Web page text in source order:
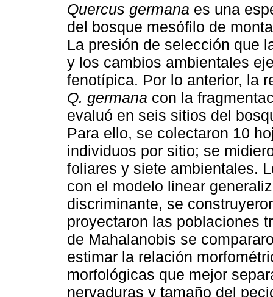
Quercus germana es una
del bosque mesófilo de
La presión de selección que
y los cambios ambientales
fenotípica. Por lo anterior, la
Q. germana con la
evaluó en seis sitios del
Para ello, se colectaron 10
individuos por sitio; se
foliares y siete ambientales.
con el modelo linear
discriminante, se
proyectaron las poblaciones
de Mahalanobis se
estimar la relación
morfológicas que mejor
nervaduras y tamaño del